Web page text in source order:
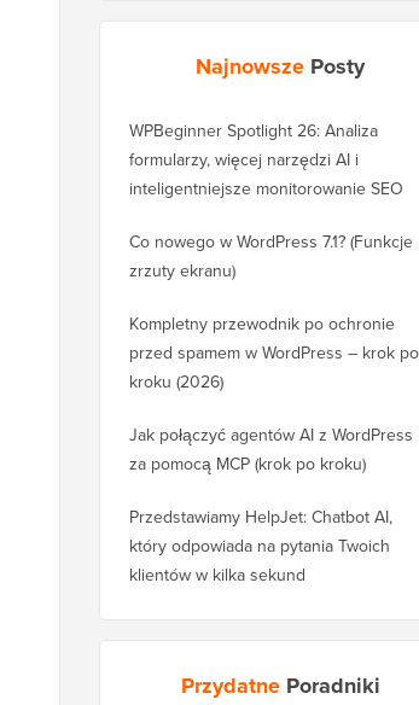
Najnowsze Posty
WPBeginner Spotlight 26: Analiza
formularzy, więcej narzędzi AI i
inteligentniejsze monitorowanie SEO
Co nowego w WordPress 7.1? (Funkcje
zrzuty ekranu)
Kompletny przewodnik po ochronie
przed spamem w WordPress – krok po
kroku (2026)
Jak połączyć agentów AI z WordPress
za pomocą MCP (krok po kroku)
Przedstawiamy HelpJet: Chatbot AI,
który odpowiada na pytania Twoich
klientów w kilka sekund
Przydatne Poradniki